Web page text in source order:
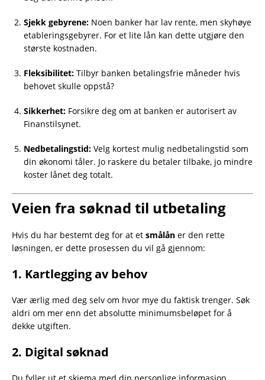
Sjekk gebyrene: Noen banker har lav rente, men skyhøye
etableringsgebyrer. For et lite lån kan dette utgjøre den
største kostnaden.
Fleksibilitet: Tilbyr banken betalingsfrie måneder hvis
behovet skulle oppstå?
Sikkerhet: Forsikre deg om at banken er autorisert av
Finanstilsynet.
Nedbetalingstid: Velg kortest mulig nedbetalingstid som
din økonomi tåler. Jo raskere du betaler tilbake, jo mindre
koster lånet deg totalt.
Veien fra søknad til utbetaling
Hvis du har bestemt deg for at et smålån er den rette
løsningen, er dette prosessen du vil gå gjennom:
1. Kartlegging av behov
Vær ærlig med deg selv om hvor mye du faktisk trenger. Søk
aldri om mer enn det absolutte minimumsbeløpet for å
dekke utgiften.
2. Digital søknad